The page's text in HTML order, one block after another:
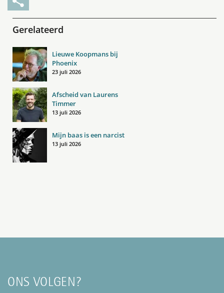
Gerelateerd
Lieuwe Koopmans bij
Phoenix
23 juli 2026
Afscheid van Laurens
Timmer
13 juli 2026
Mijn baas is een narcist
13 juli 2026
ONS VOLGEN?